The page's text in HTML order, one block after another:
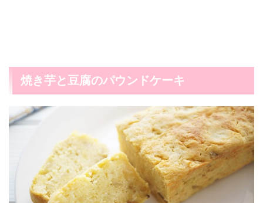
焼き芋と豆腐のパウンドケーキ